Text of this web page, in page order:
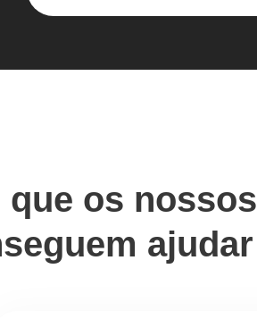
que os nossos
ajudar